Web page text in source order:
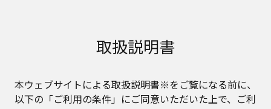
取扱説明書
本ウェブサイトによる取扱説明書※をご覧になる前に、
以下の「ご利用の条件」にご同意いただいた上で、ご利